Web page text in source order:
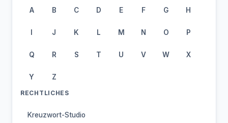
A B C D E F G H
I J K L M N O P
Q R S T U V W X
Y Z
RECHTLICHES
Kreuzwort-Studio